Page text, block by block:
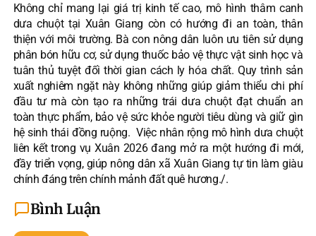
Không chỉ mang lại giá trị kinh tế cao, mô hình thâm canh
dưa chuột tại Xuân Giang còn có hướng đi an toàn, thân
thiện với môi trường. Bà con nông dân luôn ưu tiên sử dụng
phân bón hữu cơ, sử dụng thuốc bảo vệ thực vật sinh học và
tuân thủ tuyệt đối thời gian cách ly hóa chất. Quy trình sản
xuất nghiêm ngặt này không những giúp giảm thiểu chi phí
đầu tư mà còn tạo ra những trái dưa chuột đạt chuẩn an
toàn thực phẩm, bảo vệ sức khỏe người tiêu dùng và giữ gìn
hệ sinh thái đồng ruộng. Việc nhân rộng mô hình dưa chuột
liên kết trong vụ Xuân 2026 đang mở ra một hướng đi mới,
đầy triển vọng, giúp nông dân xã Xuân Giang tự tin làm giàu
chính đáng trên chính mảnh đất quê hương./.
Bình Luận